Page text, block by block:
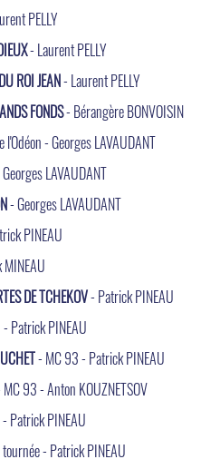
PELLY
- Laurent PELLY
ROI JEAN- Laurent PELLY
FONDS- Bérangère BONVOISIN
- Georges LAVAUDANT
LAVAUDANT
- Georges LAVAUDANT
PINEAU
DE TCHEKOV- Patrick PINEAU
Patrick PINEAU
- MC 93 - Patrick PINEAU
93 - Anton KOUZNETSOV
Patrick PINEAU
- Patrick PINEAU